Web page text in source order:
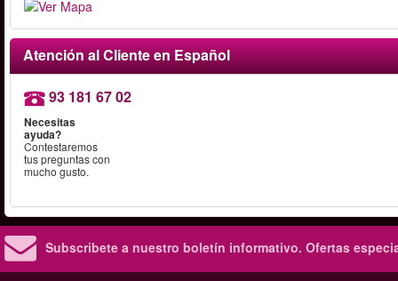
Atención al Cliente en Español
93 181 67 02
Necesitas
ayuda?
Contestaremos
tus preguntas con
mucho gusto.
Subscribete a nuestro boletín informativo. Ofertas